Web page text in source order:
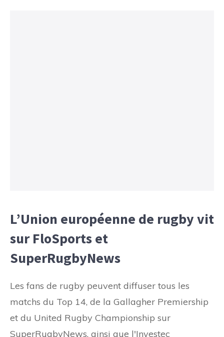
L’Union européenne de rugby vit
sur FloSports et
SuperRugbyNews
Les fans de rugby peuvent diffuser tous les
matchs du Top 14, de la Gallagher Premiership
et du United Rugby Championship sur
SuperRugbyNews, ainsi que l'Investec